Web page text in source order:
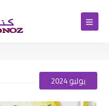
يوليو 2024